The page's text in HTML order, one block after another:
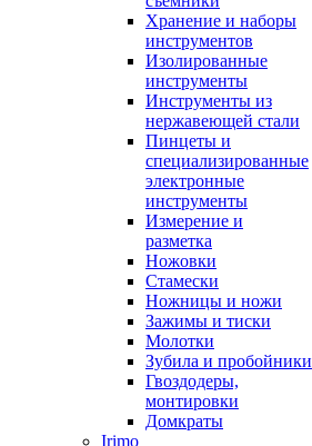
Хранение и наборы
инструментов
Изолированные
инструменты
Инструменты из
нержавеющей стали
Пинцеты и
специализированные
электронные
инструменты
Измерение и
разметка
Ножовки
Стамески
Ножницы и ножи
Зажимы и тиски
Молотки
Зубила и пробойники
Гвоздодеры,
монтировки
Домкраты
Irimo